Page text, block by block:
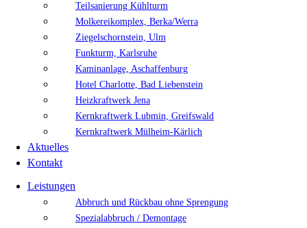
Teilsanierung Kühlturm
Molkereikomplex, Berka/Werra
Ziegelschornstein, Ulm
Funkturm, Karlsruhe
Kaminanlage, Aschaffenburg
Hotel Charlotte, Bad Liebenstein
Heizkraftwerk Jena
Kernkraftwerk Lubmin, Greifswald
Kernkraftwerk Mülheim-Kärlich
Aktuelles
Kontakt
Leistungen
Abbruch und Rückbau ohne Sprengung
Spezialabbruch / Demontage